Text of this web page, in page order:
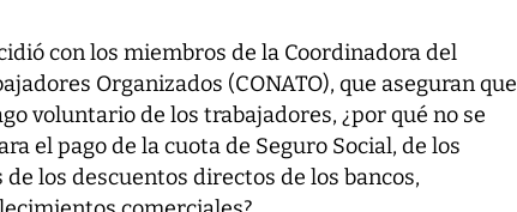
con los miembros de la Coordinadora del
Organizados (CONATO), que aseguran que
voluntario de los trabajadores, ¿por qué no se
el pago de la cuota de Seguro Social, de los
los descuentos directos de los bancos,